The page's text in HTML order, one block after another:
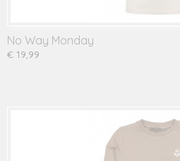
No Way Monday
€ 19,99